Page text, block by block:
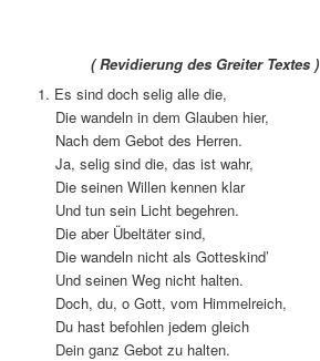
( Revidierung des Greiter Textes )
1. Es sind doch selig alle die,
Die wandeln in dem Glauben hier,
Nach dem Gebot des Herren.
Ja, selig sind die, das ist wahr,
Die seinen Willen kennen klar
Und tun sein Licht begehren.
Die aber Übeltäter sind,
Die wandeln nicht als Gotteskind’
Und seinen Weg nicht halten.
Doch, du, o Gott, vom Himmelreich,
Du hast befohlen jedem gleich
Dein ganz Gebot zu halten.